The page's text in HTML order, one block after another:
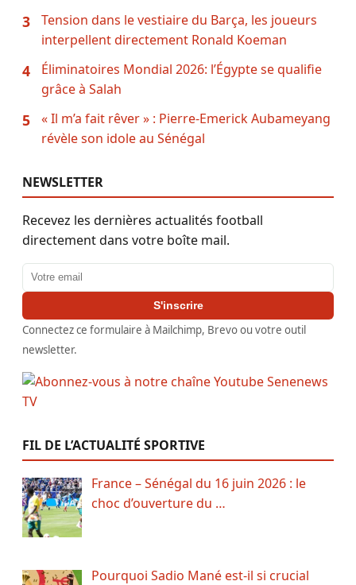
3
Tension dans le vestiaire du Barça, les joueurs
interpellent directement Ronald Koeman
4
Éliminatoires Mondial 2026: l’Égypte se qualifie
grâce à Salah
5
« Il m’a fait rêver » : Pierre-Emerick Aubameyang
révèle son idole au Sénégal
NEWSLETTER
Recevez les dernières actualités football
directement dans votre boîte mail.
Adresse email
S'inscrire
Connectez ce formulaire à Mailchimp, Brevo ou votre outil
newsletter.
FIL DE L’ACTUALITÉ SPORTIVE
France – Sénégal du 16 juin 2026 : le
choc d’ouverture du …
Pourquoi Sadio Mané est-il si crucial